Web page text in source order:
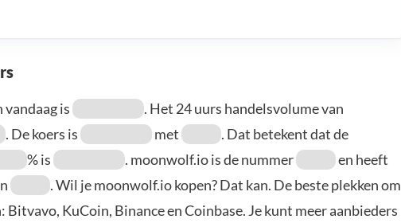
is
. Het 24 uurs handelsvolume van
. De koers is met
. Dat betekent dat de
% is . moonwolf.io is de nummer
en heeft
. Wil je moonwolf.io kopen? Dat kan. De beste plekken om
KuCoin, Binance en Coinbase. Je kunt meer aanbieders